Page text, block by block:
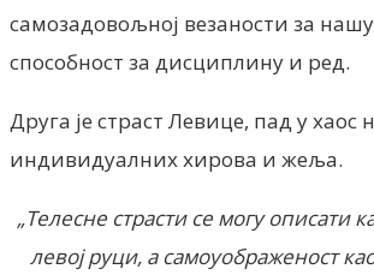
самозадовољној везаности за
способност за дисциплину и ред.
Друга је страст Левице, пад у хаос
индивидуалних хирова и жеља.
„Телесне страсти се могу описати
левој руци, а самоуображеност